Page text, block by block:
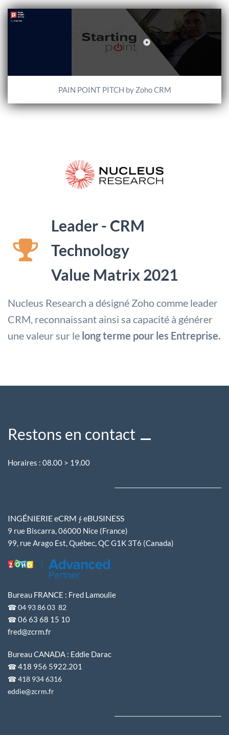
PAIN POINT PITCH by Zoho CRM
Leader - CRM
Technology
Value Matrix 2021
Nucleus Research a désigné Zoho comme leader
CRM, reconnaissant ainsi sa capacité à générer
une valeur sur le long terme pour les Entreprise.
Restons en contact
Horaires : 08.00 > 19.00
INGÉNIERIEeCRM ∱eBUSINESS
9 rue Biscarra, 06000 Nice (France)
99, rue Arago Est, Québec, QC G1K 3T6 (Canada)
Bureau FRANCE : Fred Lamoulie
☎ 04 93 86 03 82
☎06 63 68 15 10
fred@zcrm.fr
Bureau CANADA : Eddie Darac
☎418 956 5922.201
☎ 418 934 6316
eddie@zcrm.fr